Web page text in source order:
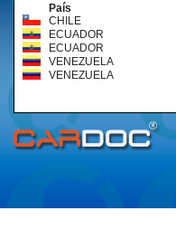
País
CHILE
ECUADOR
ECUADOR
VENEZUELA
VENEZUELA